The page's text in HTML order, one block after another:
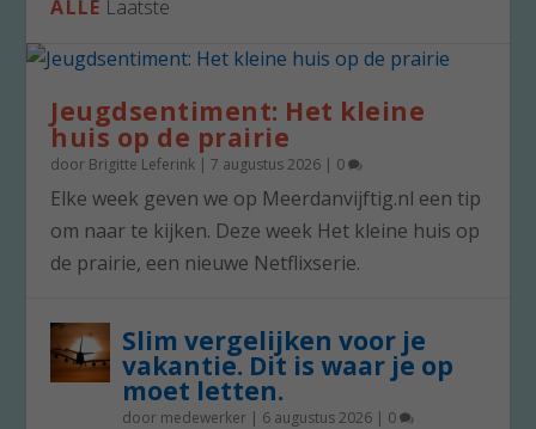
ALLE Laatste
Jeugdsentiment: Het kleine
huis op de prairie
door Brigitte Leferink |7 augustus 2026 | 0
Elke week geven we op Meerdanvijftig.nl een tip
om naar te kijken. Deze week Het kleine huis op
de prairie, een nieuwe Netflixserie.
Slim vergelijken voor je
vakantie. Dit is waar je op
moet letten.
door medewerker | 6 augustus 2026 | 0